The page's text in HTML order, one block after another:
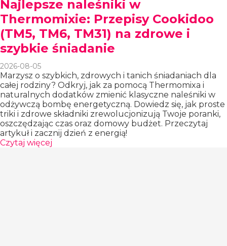
Najlepsze naleśniki w
Thermomixie: Przepisy Cookidoo
(TM5, TM6, TM31) na zdrowe i
szybkie śniadanie
2026-08-05
Marzysz o szybkich, zdrowych i tanich śniadaniach dla
całej rodziny? Odkryj, jak za pomocą Thermomixa i
naturalnych dodatków zmienić klasyczne naleśniki w
odżywczą bombę energetyczną. Dowiedz się, jak proste
triki i zdrowe składniki zrewolucjonizują Twoje poranki,
oszczędzając czas oraz domowy budżet. Przeczytaj
artykuł i zacznij dzień z energią!
Czytaj więcej